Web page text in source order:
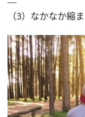
（3）なかなか縮